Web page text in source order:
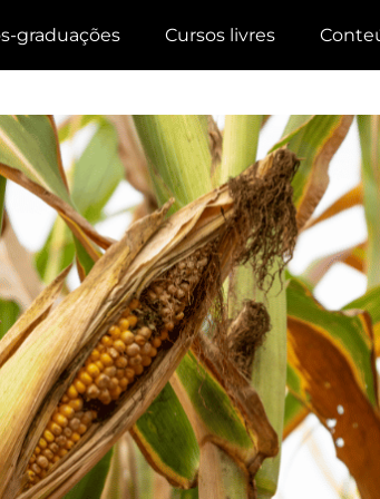
graduações Cursos livres